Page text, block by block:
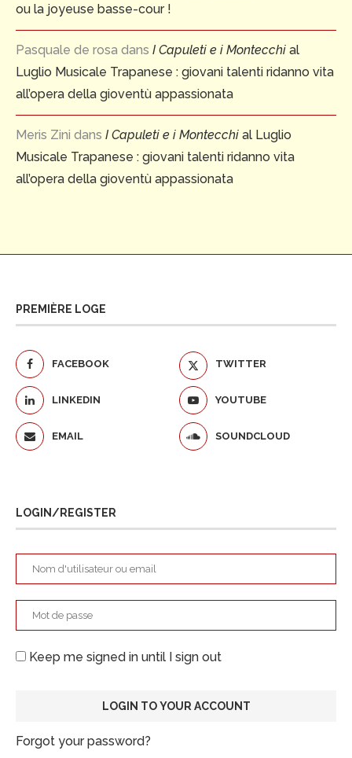
ou la joyeuse basse-cour !
Pasquale de rosa dans I Capuleti e i Montecchi al
Luglio Musicale Trapanese : giovani talenti ridanno vita
all’opera della gioventù appassionata
Meris Zini dans I Capuleti e i Montecchi al Luglio
Musicale Trapanese : giovani talenti ridanno vita
all’opera della gioventù appassionata
PREMIÈRE LOGE
FACEBOOK TWITTER
LINKEDIN YOUTUBE
EMAIL SOUNDCLOUD
LOGIN/REGISTER
Keep me signed in until I sign out
Forgot your password?